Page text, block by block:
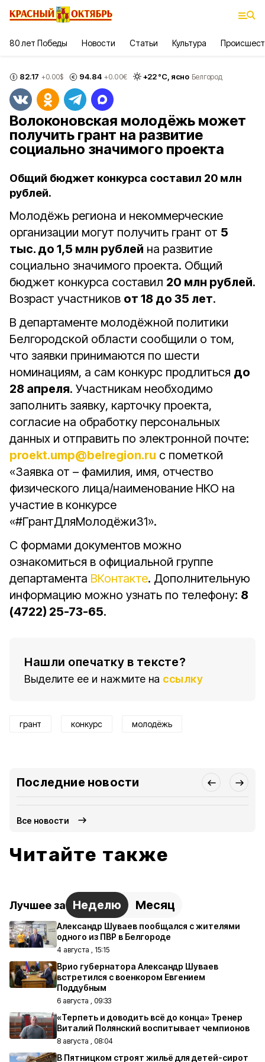
80 лет Победы Новости Статьи Культура
82.17 +0.00$ 94.84 +0.00€ +22°С, ясно Белгород
Волоконовская молодёжь может
получить грант на развитие
социально значимого проекта
Общий бюджет конкурса составил 20 млн
рублей.
Молодёжь региона и некоммерческие
организации могут получить грант от 5
тыс. до 1,5 млн рублей на развитие
социально значимого проекта. Общий
бюджет конкурса составил 20 млн рублей.
Возраст участников от 18 до 35 лет.
В департаменте молодёжной политики
Белгородской области сообщили о том,
что заявки принимаются по шести
номинациям, а сам конкурс продлиться до
28 апреля. Участникам необходимо
заполнить заявку, карточку проекта,
согласие на обработку персональных
данных и отправить по электронной почте:
proekt.ump@belregion.ru с пометкой
«Заявка от – фамилия, имя, отчество
физического лица/наименование НКО на
участие в конкурсе
«#ГрантДляМолодёжи31».
С формами документов можно
ознакомиться в официальной группе
департамента ВКонтакте. Дополнительную
информацию можно узнать по телефону: 8
(4722) 25-73-65.
Нашли опечатку в тексте?
Выделите ее и нажмите на ссылку
грант конкурс молодёжь
Последние новости
Все новости
Читайте также
Лучшее за Неделю Месяц
Александр Шуваев пообщался с жителями
одного из ПВР в Белгороде
4 августа , 15:15
Врио губернатора Александр Шуваев
встретился с военкором Евгением
Поддубным
6 августа , 09:33
«Терпеть и доводить всё до конца» Тренер
Виталий Полянский воспитывает чемпионов
8 августа , 08:04
В Пятницком строят жильё для детей-сирот